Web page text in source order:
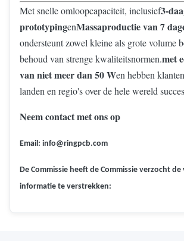
Met snelle omloopcapaciteit, inclusief3-
prototypingenMassaproductie van 7
ondersteunt zowel kleine als grote volume
behoud van strenge kwaliteitsnormen.met
van niet meer dan 50 Wen hebben
landen en regio's over de hele wereld
Neem contact met ons op
Email: info@ringpcb.com
De Commissie heeft de Commissie verzocht
informatie te verstrekken: